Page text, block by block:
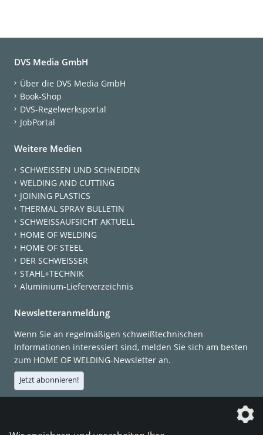
DVS Media GmbH
Über die DVS Media GmbH
Book-Shop
DVS-Regelwerksportal
JobPortal
Weitere Medien
SCHWEISSEN UND SCHNEIDEN
WELDING AND CUTTING
JOINING PLASTICS
THERMAL SPRAY BULLETIN
SCHWEISSAUFSICHT AKTUELL
HOME OF WELDING
HOME OF STEEL
DER SCHWEISSER
STAHL+TECHNIK
Aluminium-Lieferverzeichnis
Newsletteranmeldung
Wenn Sie an regelmäßigen schweißtechnischen
Informationen interessiert sind, melden Sie sich am besten
zum HOME OF WELDING-Newsletter an.
Jetzt abonnieren!
Die DVS Media GmbH ist ein Unternehmen der